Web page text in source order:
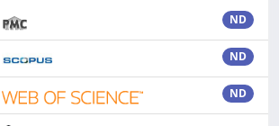
ND
ND
ND